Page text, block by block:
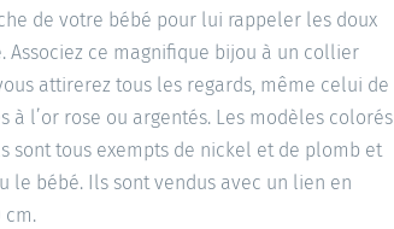
de votre bébé pour lui rappeler les doux
Associez ce magnifique bijou à un collier
attirerez tous les regards, même celui de
à l’or rose ou argentés. Les modèles colorés
sont tous exempts de nickel et de plomb et
le bébé. Ils sont vendus avec un lien en
cm.